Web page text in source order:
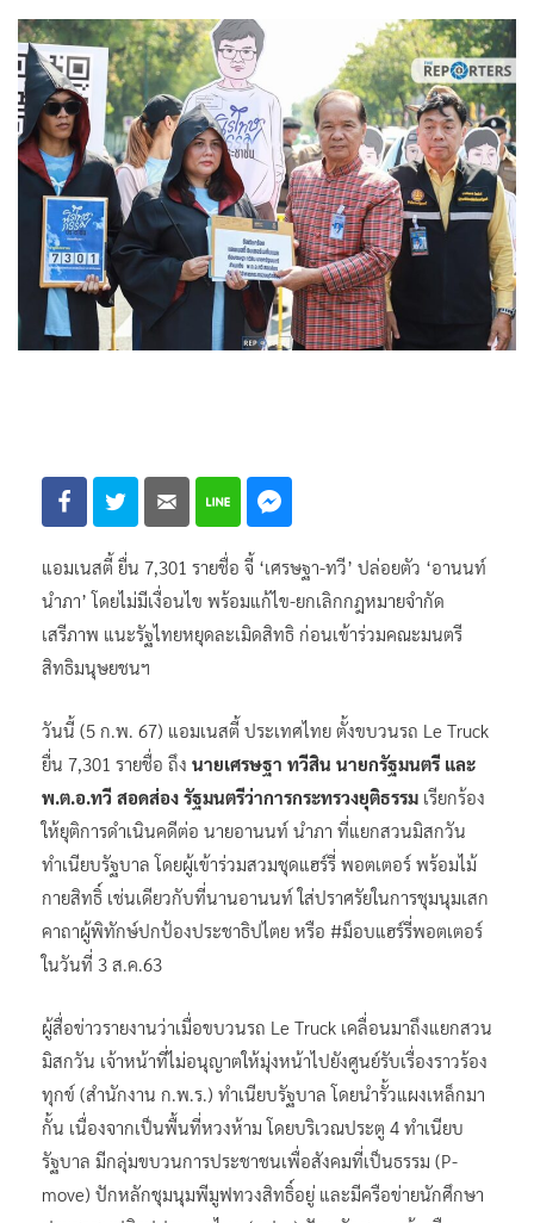
แอมเนสตี้ ยื่น 7,301 รายชื่อ จี้ ‘เศรษฐา-ทวี’ ปล่อยตัว ‘อานนท์
นำภา’ โดยไม่มีเงื่อนไข พร้อมแก้ไข-ยกเลิกกฎหมายจำกัด
เสรีภาพ แนะรัฐไทยหยุดละเมิดสิทธิ ก่อนเข้าร่วมคณะมนตรี
สิทธิมนุษยชนฯ
วันนี้ (5 ก.พ. 67) แอมเนสตี้ ประเทศไทย ตั้งขบวนรถ Le Truck
ยื่น 7,301 รายชื่อ ถึง นายเศรษฐา ทวีสิน นายกรัฐมนตรี และ
พ.ต.อ.ทวี สอดส่อง รัฐมนตรีว่าการกระทรวงยุติธรรม เรียกร้อง
ให้ยุติการดำเนินคดีต่อ นายอานนท์ นำภา ที่แยกสวนมิสกวัน
ทำเนียบรัฐบาล โดยผู้เข้าร่วมสวมชุดแฮร์รี่ พอตเตอร์ พร้อมไม้
กายสิทธิ์ เช่นเดียวกับที่นานอานนท์ ใส่ปราศรัยในการชุมนุมเสก
คาถาผู้พิทักษ์ปกป้องประชาธิปไตย หรือ #ม็อบแฮร์รี่พอตเตอร์
ในวันที่ 3 ส.ค.63
ผู้สื่อข่าวรายงานว่าเมื่อขบวนรถ Le Truck เคลื่อนมาถึงแยกสวน
มิสกวัน เจ้าหน้าที่ไม่อนุญาตให้มุ่งหน้าไปยังศูนย์รับเรื่องราวร้อง
ทุกข์ (สำนักงาน ก.พ.ร.) ทำเนียบรัฐบาล โดยนำรั้วแผงเหล็กมา
กั้น เนื่องจากเป็นพื้นที่หวงห้าม โดยบริเวณประตู 4 ทำเนียบ
รัฐบาล มีกลุ่มขบวนการประชาชนเพื่อสังคมที่เป็นธรรม (P-
move) ปักหลักชุมนุมพีมูฟทวงสิทธิ์อยู่ และมีครือข่ายนักศึกษา